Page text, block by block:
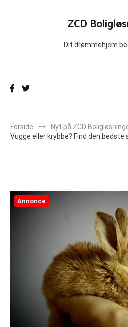
ZCD
Dit drømmehjem
Forside
Nyt på ZCD
Vugge eller krybbe? Find den bedste
Annonce